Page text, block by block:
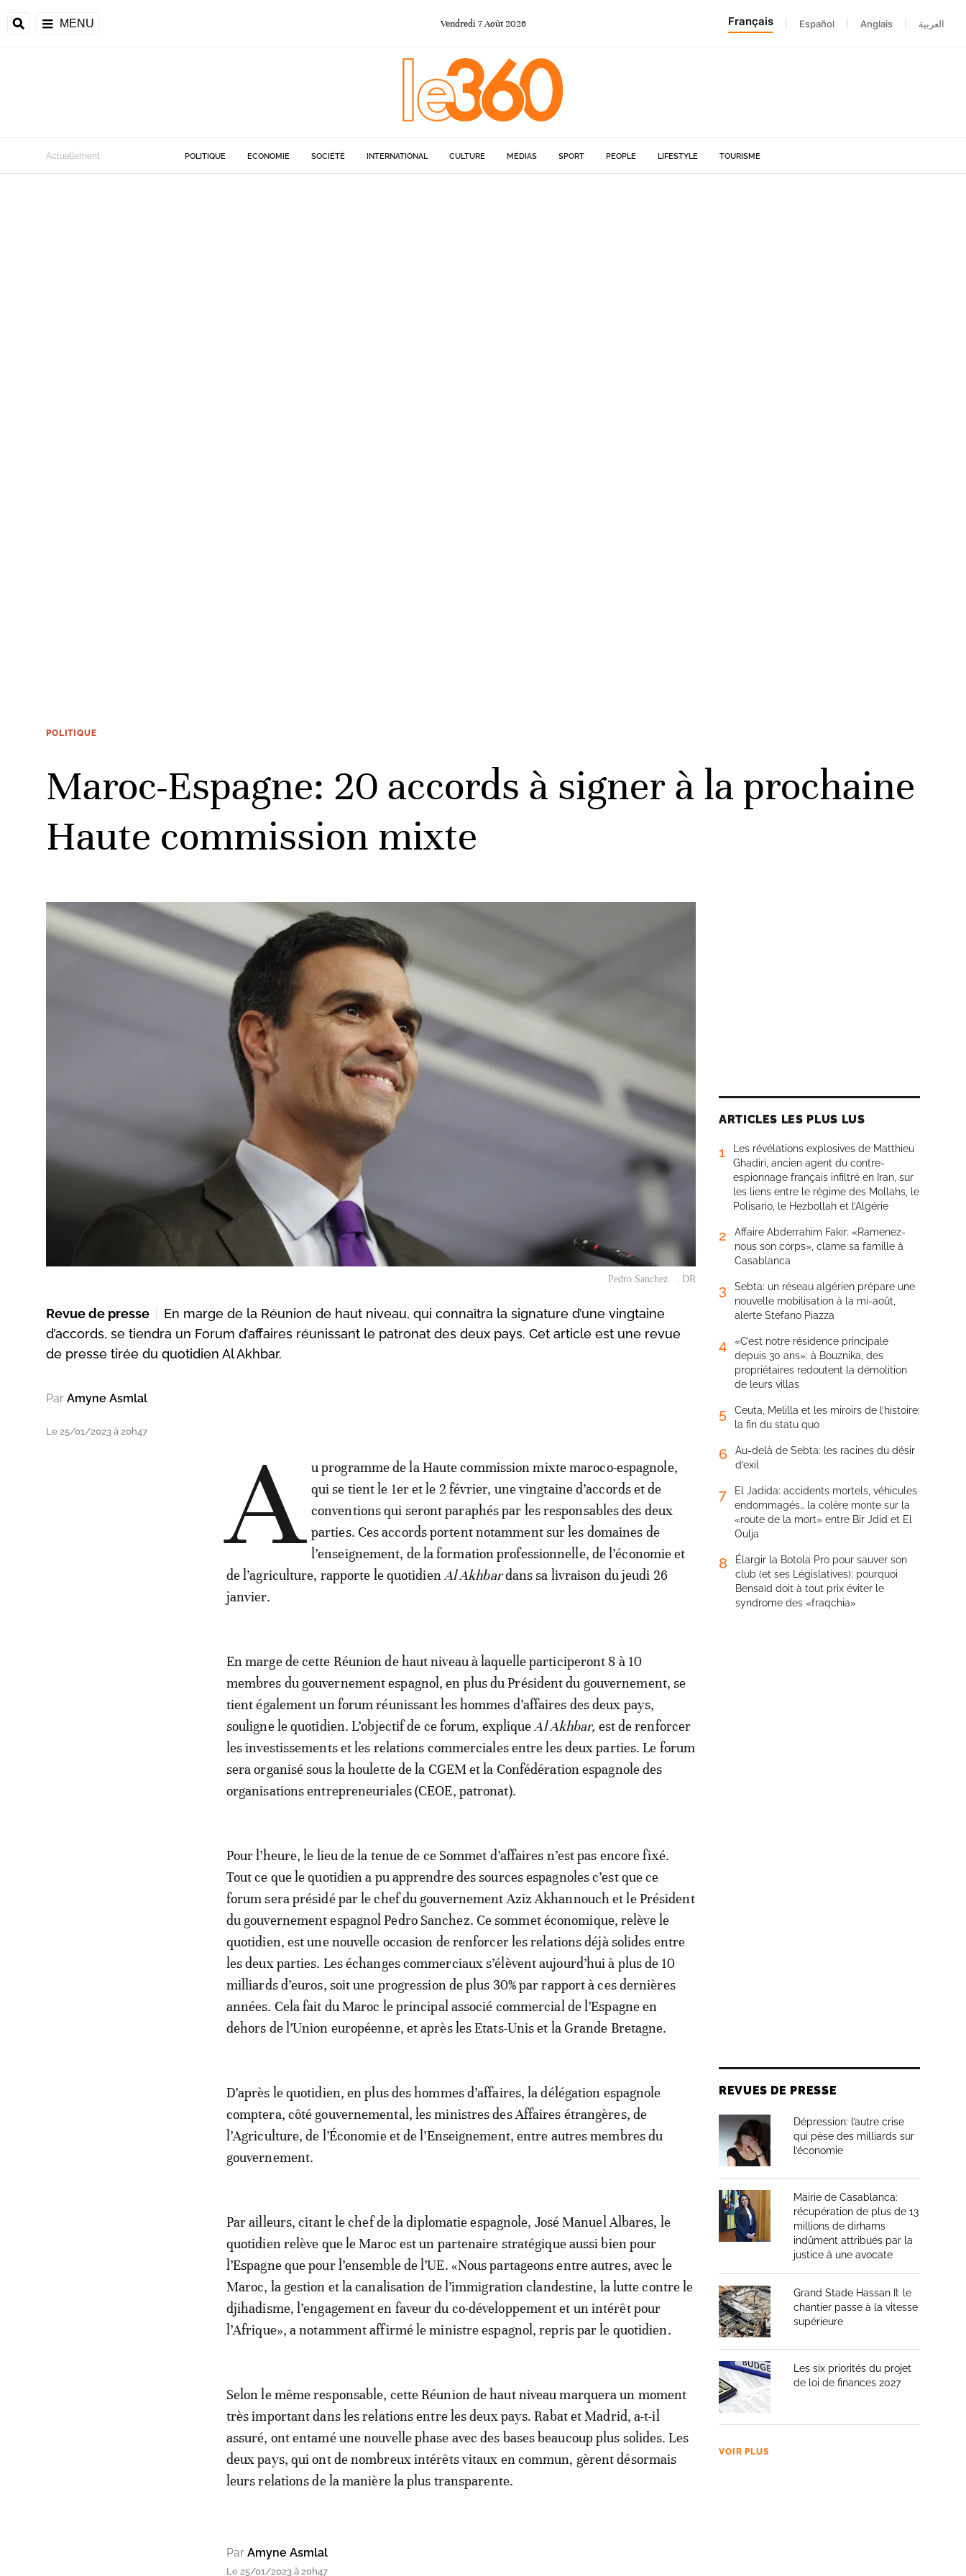
MENU Vendredi 7Août 2026 Français Español Anglais العربية
Actuellement POLITIQUE ECONOMIE SOCIÉTÉ INTERNATIONAL CULTURE MÉDIAS SPORT PEOPLE LIFESTYLE TOURISME
POLITIQUE
Maroc-Espagne: 20 accords à signer à la prochaine
Haute commission mixte
Pedro Sanchez. . DR
Revue de presse
En marge de la Réunion de haut niveau, qui connaîtra la signature d’une vingtaine
d’accords, se tiendra un Forum d’affaires réunissant le patronat des deux pays. Cet article est une revue
de presse tirée du quotidien Al Akhbar.
Par Amyne Asmlal
Le 25/01/2023 à 20h47 A u programme de la Haute commission mixte maroco-espagnole,
qui se tient le 1er et le 2 février, une vingtaine d’accords et de
conventions qui seront paraphés par les responsables des deux
parties. Ces accords portent notamment sur les domaines de
l’enseignement, de la formation professionnelle, de l’économie et
de l’agriculture, rapporte le quotidienAl Akhbardans sa livraison du jeudi 26
janvier.
En marge de cette Réunion de haut niveau à laquelle participeront 8 à 10
membres du gouvernement espagnol, en plus du Président du gouvernement, se
tient également un forum réunissant les hommes d’affaires des deux pays,
souligne le quotidien. L’objectif de ce forum, expliqueAl Akhbar, est de renforcer
les investissements et les relations commerciales entre les deux parties. Le forum
sera organisé sous la houlette de la CGEM et la Confédération espagnole des
organisations entrepreneuriales (CEOE, patronat).
Pour l’heure, le lieu de la tenue de ce Sommet d’affaires n’est pas encore fixé.
Tout ce que le quotidien a pu apprendre des sources espagnoles c’est que ce
forum sera présidé par le chef du gouvernement Aziz Akhannouch et le Président
du gouvernement espagnol Pedro Sanchez. Ce sommet économique, relève le
quotidien, est une nouvelle occasion de renforcer les relations déjà solides entre
les deux parties. Les échanges commerciaux s’élèvent aujourd’hui à plus de 10
milliards d’euros, soit une progression de plus 30% par rapport à ces dernières
années. Cela fait du Maroc le principal associé commercial de l’Espagne en
dehors de l’Union européenne, et après les Etats-Unis et la Grande Bretagne.
D’après le quotidien, en plus des hommes d’affaires, la délégation espagnole
comptera, côté gouvernemental, les ministres des Affaires étrangères, de
l’Agriculture, de l’Économie et de l’Enseignement, entre autres membres du
gouvernement.
Par ailleurs, citant le chef de la diplomatie espagnole, José Manuel Albares, le
quotidien relève que le Maroc est un partenaire stratégique aussi bien pour
l’Espagne que pour l’ensemble de l’UE. «Nous partageons entre autres, avec le
Maroc, la gestion et la canalisation de l’immigration clandestine, la lutte contre le
djihadisme, l’engagement en faveur du co-développement et un intérêt pour
l’Afrique», a notamment affirmé le ministre espagnol, repris par le quotidien.
Selon le même responsable, cette Réunion de haut niveau marquera un moment
très important dans les relations entre les deux pays. Rabat et Madrid, a-t-il
assuré, ont entamé une nouvelle phase avec des bases beaucoup plus solides. Les
deux pays, qui ont de nombreux intérêts vitaux en commun, gèrent désormais
leurs relations de la manière la plus transparente.
Par Amyne Asmlal
Le 25/01/2023 à 20h47
ARTICLES LES PLUS LUS
1
Les révélations explosives de Matthieu
Ghadiri, ancien agent du contre-
espionnage français infiltré en Iran, sur
les liens entre le régime des Mollahs, le
Polisario, le Hezbollah et l’Algérie
2
Affaire Abderrahim Fakir: «Ramenez-
nous son corps», clame sa famille à
Casablanca
3
Sebta: un réseau algérien prépare une
nouvelle mobilisation à la mi-août,
alerte Stefano Piazza
4
«C’est notre résidence principale
depuis 30 ans»: à Bouznika, des
propriétaires redoutent la démolition
de leurs villas
5
Ceuta, Melilla et les miroirs de l’histoire:
la fin du statu quo
6
Au-delà de Sebta: les racines du désir
d’exil
7
El Jadida: accidents mortels, véhicules
endommagés… la colère monte sur la
«route de la mort» entre Bir Jdid et El
Oulja
8
Élargir la Botola Pro pour sauver son
club (et ses Législatives): pourquoi
Bensaïd doit à tout prix éviter le
syndrome des «fraqchia»
REVUES DE PRESSE
Dépression: l’autre crise
qui pèse des milliards sur
l’économie
Mairie de Casablanca:
récupération de plus de 13
millions de dirhams
indûment attribués par la
justice à une avocate
Grand Stade Hassan II: le
chantier passe à la vitesse
supérieure
Les six priorités du projet
de loi de finances 2027
VOIR PLUS